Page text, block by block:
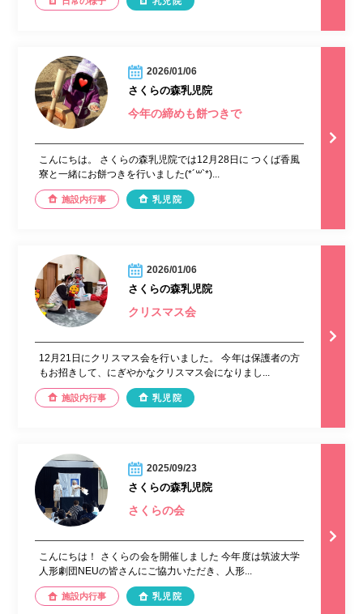
2026/01/06
さくらの森乳児院
今年の締めも餅つきで
こんにちは。 さくらの森乳児院では12月28日に つくば香風
寮と一緒にお餅つきを行いました(*´꒳`*)...
施設内行事 乳児院
2026/01/06
さくらの森乳児院
クリスマス会
12月21日にクリスマス会を行いました。 今年は保護者の方
もお招きして、にぎやかなクリスマス会になりまし...
施設内行事 乳児院
2025/09/23
さくらの森乳児院
さくらの会
こんにちは！ さくらの会を開催しました 今年度は筑波大学
人形劇団NEUの皆さんにご協力いただき、人形...
施設内行事 乳児院